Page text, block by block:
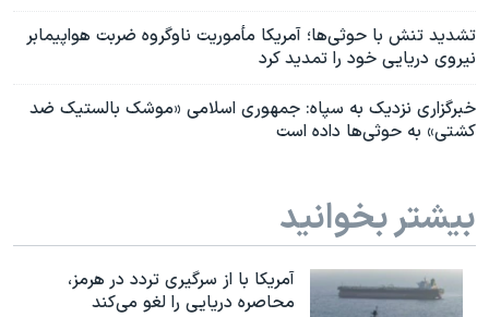
تشدید تنش‌ با حوثی‌ها؛ آمریکا مأموریت ناوگروه ضربت هواپیمابر
نیروی دریایی خود را تمدید کرد
خبرگزاری نزدیک به سپاه: جمهوری اسلامی «موشک بالستیک ضد
کشتی» به حوثی‌ها داده است
بیشتر بخوانید
آمریکا با از سرگیری تردد در هرمز،
محاصره دریایی را لغو می‌کند